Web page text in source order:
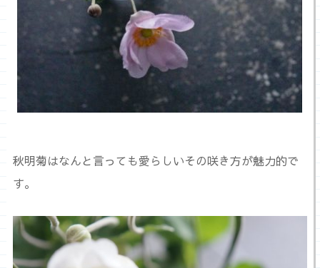
秋明菊はなんと言っても愛らしいその咲き方が魅力的で
す。